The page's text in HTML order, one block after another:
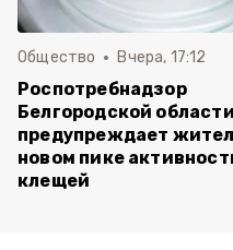
Общество Вчера, 17:12
Роспотребнадзор
Белгородской области
предупреждает
новом пике
клещей